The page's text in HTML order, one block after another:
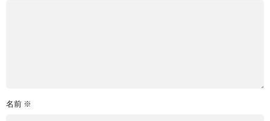
名前 ※